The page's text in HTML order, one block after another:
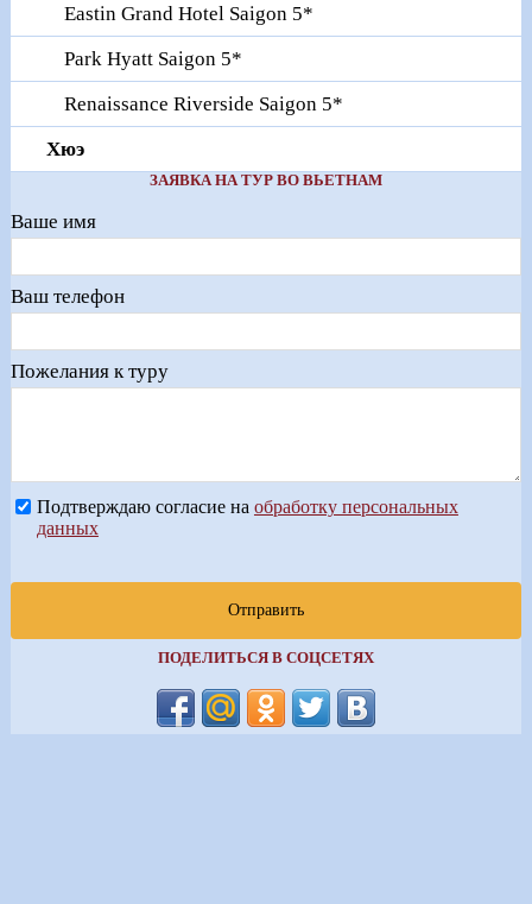
Eastin Grand Hotel Saigon 5*
Park Hyatt Saigon 5*
Renaissance Riverside Saigon 5*
Хюэ
ЗАЯВКА НА ТУР ВО ВЬЕТНАМ
Ваше имя
Ваш телефон
Пожелания к туру
Подтверждаю согласие на обработку персональных
данных
Отправить
ПОДЕЛИТЬСЯ В СОЦСЕТЯХ